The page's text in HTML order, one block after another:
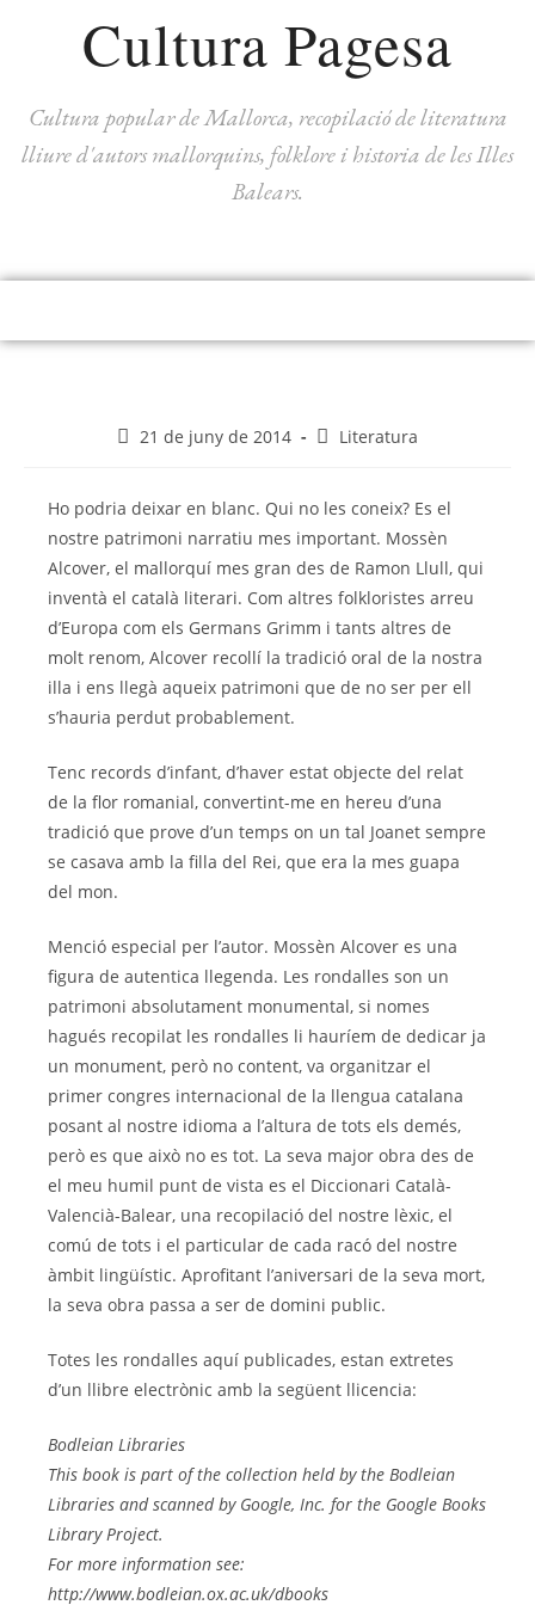
Cultura Pagesa
Cultura popular de Mallorca, recopilació de literatura
lliure d'autors mallorquins, folklore i historia de les Illes
Balears.
21 de juny de 2014 Literatura
Ho podria deixar en blanc. Qui no les coneix? Es el
nostre patrimoni narratiu mes important. Mossèn
Alcover, el mallorquí mes gran des de Ramon Llull, qui
inventà el català literari. Com altres folkloristes arreu
d’Europa com els Germans Grimm i tants altres de
molt renom, Alcover recollí la tradició oral de la nostra
illa i ens llegà aqueix patrimoni que de no ser per ell
s’hauria perdut probablement.
Tenc records d’infant, d’haver estat objecte del relat
de la flor romanial, convertint-me en hereu d’una
tradició que prove d’un temps on un tal Joanet sempre
se casava amb la filla del Rei, que era la mes guapa
del mon.
Menció especial per l’autor. Mossèn Alcover es una
figura de autentica llegenda. Les rondalles son un
patrimoni absolutament monumental, si nomes
hagués recopilat les rondalles li hauríem de dedicar ja
un monument, però no content, va organitzar el
primer congres internacional de la llengua catalana
posant al nostre idioma a l’altura de tots els demés,
però es que això no es tot. La seva major obra des de
el meu humil punt de vista es el Diccionari Català-
Valencià-Balear, una recopilació del nostre lèxic, el
comú de tots i el particular de cada racó del nostre
àmbit lingüístic. Aprofitant l’aniversari de la seva mort,
la seva obra passa a ser de domini public.
Totes les rondalles aquí publicades, estan extretes
d’un llibre electrònic amb la següent llicencia:
Bodleian Libraries
This book is part of the collection held by the Bodleian
Libraries and scanned by Google, Inc. for the Google Books
Library Project.
For more information see:
http://www.bodleian.ox.ac.uk/dbooks